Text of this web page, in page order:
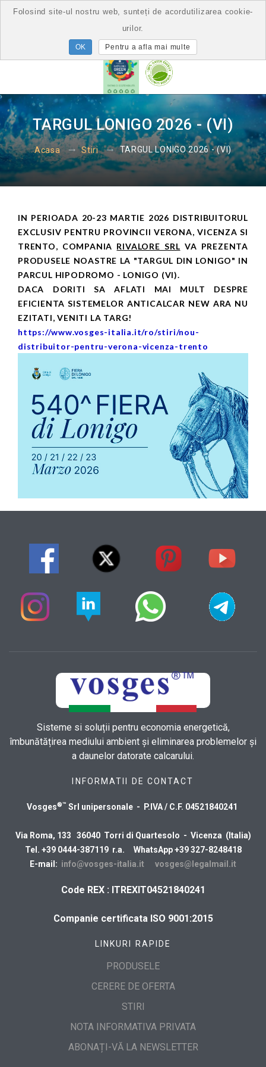
TARGUL LONIGO 2026 - (VI)
Acasa Stiri TARGUL LONIGO 2026 - (VI)
IN PERIOADA 20-23 MARTIE 2026 DISTRIBUITORUL
EXCLUSIV PENTRU PROVINCII VERONA, VICENZA SI
TRENTO, COMPANIA RIVALORE SRL VA PREZENTA
PRODUSELE NOASTRE LA "TARGUL DIN LONIGO" IN
PARCUL HIPODROMO - LONIGO (VI).
DACA DORITI SA AFLATI MAI MULT DESPRE
EFICIENTA SISTEMELOR ANTICALCAR NEW ARA NU
EZITATI, VENITI LA TARG!
https://www.vosges-italia.it/ro/stiri/nou-
distribuitor-pentru-verona-vicenza-trento
Sisteme si soluții pentru economia energetică,
îmbunătățirea mediului ambient și eliminarea problemelor și
a daunelor datorate calcarului.
INFORMATII DE CONTACT
Vosges®™ Srl unipersonale - P.IVA / C.F. 04521840241
Via Roma, 133 36040 Torri di Quartesolo - Vicenza (Italia)
Tel. +39 0444-387119 r.a. WhatsApp +39 327-8248418
E-mail: info@vosges-italia.it vosges@legalmail.it
Code REX : ITREXIT04521840241
Companie certificata ISO 9001:2015
LINKURI RAPIDE
PRODUSELE
CERERE DE OFERTA
STIRI
NOTA INFORMATIVA PRIVATA
ABONAȚI-VĂ LA NEWSLETTER
Folosind site-ul nostru web, sunteți de acordutilizarea cookie-
urilor.
Pentru a afla mai multe